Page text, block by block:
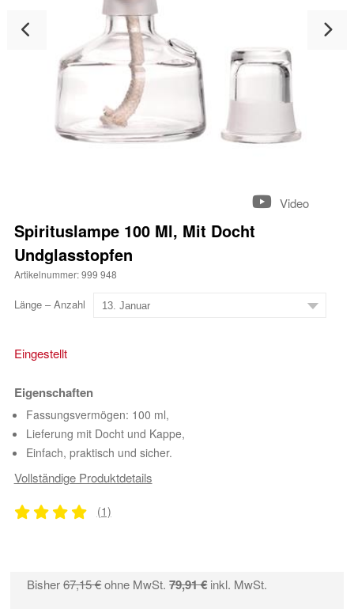
Video
Spirituslampe 100 Ml, Mit Docht
Undglasstopfen
Artikelnummer: 999 948
Länge – Anzahl
Eingestellt
Eigenschaften
Fassungsvermögen: 100 ml,
Lieferung mit Docht und Kappe,
Einfach, praktisch und sicher.
Vollständige Produktdetails
(1)
Bisher67,15 €ohne MwSt.79,91 €inkl. MwSt.